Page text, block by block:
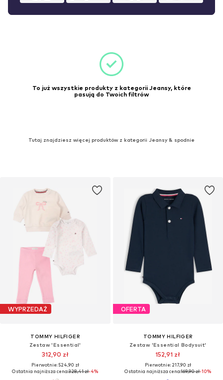
To już wszystkie produkty z kategorii Jeansy, które
pasują do Twoich filtrów
Tutaj znajdziesz więcej produktów z kategorii Jeansy & spodnie
WYPRZEDAŻ
TOMMY HILFIGER
Zestaw 'Essential'
312,90 zł
Pierwotnie: 524,90 zł
Ostatnia najniższa cena:328,41 zł-4%
OFERTA
TOMMY HILFIGER
Zestaw 'Essential Bodysuit'
152,91 zł
Pierwotnie: 217,90 zł
Ostatnia najniższa cena:169,90 zł-10%